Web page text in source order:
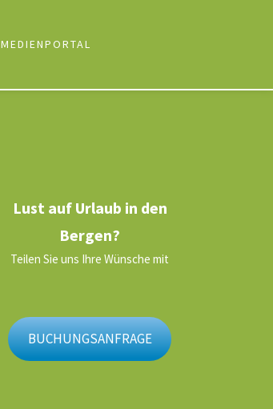
MEDIENPORTAL
Lust auf Urlaub in den
Bergen?
Teilen Sie uns Ihre Wünsche mit
BUCHUNGSANFRAGE